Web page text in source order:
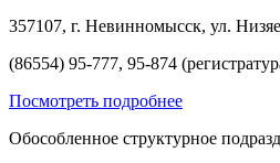
357107, г. Невинномысск, ул.
(86554) 95-777, 95-874
Посмотреть подробнее
Обособленное структурное